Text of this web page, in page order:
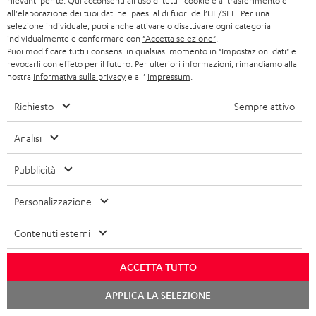
potenza in uscita per canale
Offerta
799,99€
999,00€L'ultimo prezzo più
basso
999,00€Prezzo consigliato
potenza di uscita di 185 W per
canale (8 ohm, 0,9% THD)
2.899,00€
Componenti inclusi nella consegna
1 × Center-Lautsprecher UL 40 C Mk4 25 – Bianco
1 × Gummifüße (4 Stk.) für ULTIMA 20 / 40 / Center Mk4 – Nero
1 × Cover ULTIMA CENTER 2 Mk4 – Bianco
2 × Altoparlante da pavimento UL 40 Mk4 25 (pz.) – Bianco
1 × Gummifüße (4 Stk.) für ULTIMA 20 / 40 / Center Mk4 – Nero
all'elaborazione dei tuoi dati nei paesi al di fuori dell’UE/SEE. Per una
selezione individuale, puoi anche attivare o disattivare ogni categoria
individualmente e confermare con "Accetta selezione"
Puoi modificare tutti i consensi in qualsiasi momento in "Impostazioni dati" e
revocarli con effeto per il futuro. Per ulteriori informazioni, rimandiamo alla
nostra informativa sulla privacye all' impressum
Richiesto Sempre attivo
Analisi
Pubblicità
Personalizzazione
Contenuti esterni
ACCETTA TUTTO
APPLICA LA SELEZIONE